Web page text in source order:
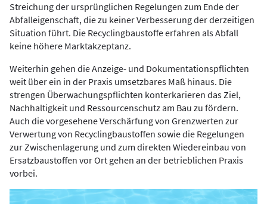
Streichung der ursprünglichen Regelungen zum Ende der
Abfalleigenschaft, die zu keiner Verbesserung der derzeitigen
Situation führt. Die Recyclingbaustoffe erfahren als Abfall
keine höhere Marktakzeptanz.
Weiterhin gehen die Anzeige- und Dokumentationspflichten
weit über ein in der Praxis umsetzbares Maß hinaus. Die
strengen Überwachungspflichten konterkarieren das Ziel,
Nachhaltigkeit und Ressourcenschutz am Bau zu fördern.
Auch die vorgesehene Verschärfung von Grenzwerten zur
Verwertung von Recyclingbaustoffen sowie die Regelungen
zur Zwischenlagerung und zum direkten Wiedereinbau von
Ersatzbaustoffen vor Ort gehen an der betrieblichen Praxis
vorbei.